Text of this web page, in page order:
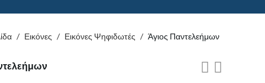
/ Εικόνες / Εικόνες Ψηφιδωτές / Άγιος Παντελεήμων